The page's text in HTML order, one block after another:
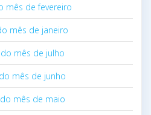
mês de fevereiro
mês de janeiro
mês de julho
mês de junho
mês de maio